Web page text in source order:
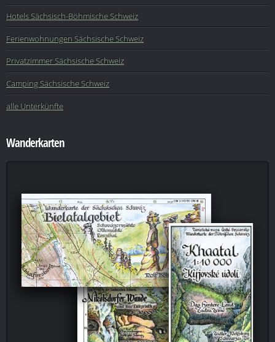
Hotels Sächsisch-Böhmische Schweiz
Ferienwohnungen Sächsische Schweiz
Privatzimmer Sächsische Schweiz
Camping Sächsische Schweiz
alle Unterkünfte
Wanderkarten